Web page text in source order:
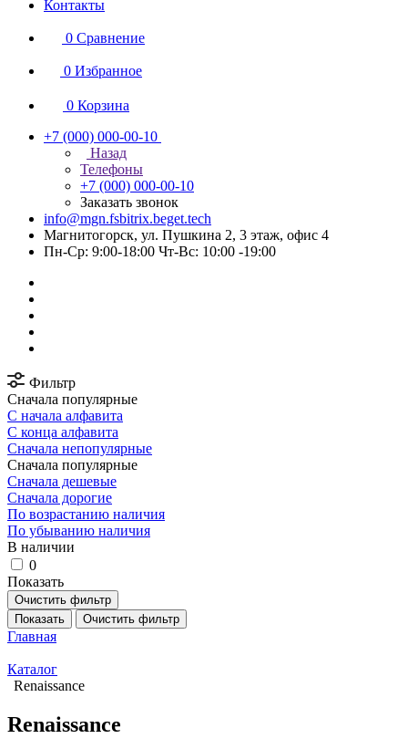
Контакты
0 Сравнение
0 Избранное
0 Корзина
+7 (000) 000-00-10
Назад
Телефоны
+7 (000) 000-00-10
Заказать звонок
info@mgn.fsbitrix.beget.tech
Магнитогорск, ул. Пушкина 2, 3 этаж, офис 4
Пн-Ср: 9:00-18:00 Чт-Вс: 10:00 -19:00
Фильтр
Сначала популярные
С начала алфавита
С конца алфавита
Сначала непопулярные
Сначала популярные
Сначала дешевые
Сначала дорогие
По возрастанию наличия
По убыванию наличия
В наличии
0
Показать
Очистить фильтр
Показать
Очистить фильтр
Главная
Каталог
Renaissance
Renaissance